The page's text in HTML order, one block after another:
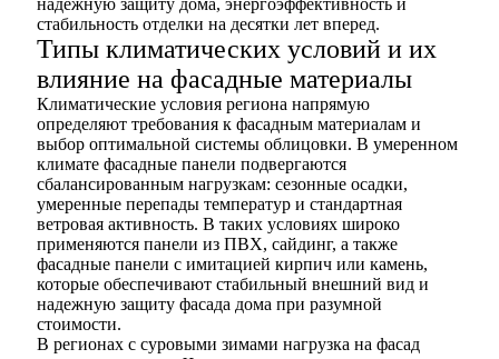
надежную защиту дома, энергоэффективность и
стабильность отделки на десятки лет вперед.
Типы климатических условий и их
влияние на фасадные материалы
Климатические условия региона напрямую
определяют требования к фасадным материалам и
выбор оптимальной системы облицовки. В умеренном
климате фасадные панели подвергаются
сбалансированным нагрузкам: сезонные осадки,
умеренные перепады температур и стандартная
ветровая активность. В таких условиях широко
применяются панели из ПВХ, сайдинг, а также
фасадные панели с имитацией кирпич или камень,
которые обеспечивают стабильный внешний вид и
надежную защиту фасада дома при разумной
стоимости.
В регионах с суровыми зимами нагрузка на фасад